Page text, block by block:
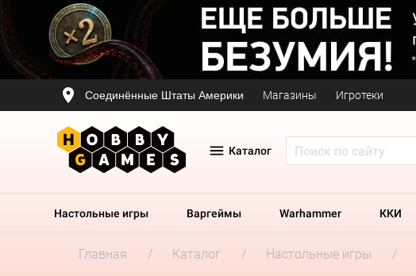
Соединённые Штаты Америки Магазины Игротеки
Каталог
Настольные игры Варгеймы Warhammer ККИ
Главная Каталог Настольные игры